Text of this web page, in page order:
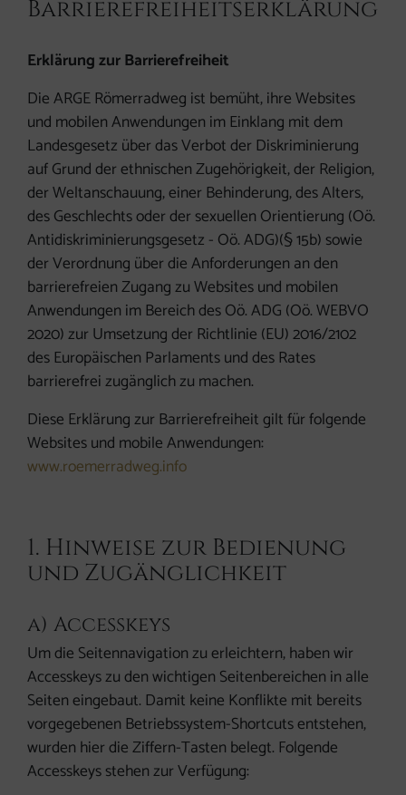
Barrierefreiheitserklärung
Erklärung zur Barrierefreiheit
Die ARGE Römerradweg ist bemüht, ihre Websites
und mobilen Anwendungen im Einklang mit dem
Landesgesetz über das Verbot der Diskriminierung
auf Grund der ethnischen Zugehörigkeit, der Religion,
der Weltanschauung, einer Behinderung, des Alters,
des Geschlechts oder der sexuellen Orientierung (Oö.
Antidiskriminierungsgesetz - Oö. ADG)(§ 15b) sowie
der Verordnung über die Anforderungen an den
barrierefreien Zugang zu Websites und mobilen
Anwendungen im Bereich des Oö. ADG (Oö. WEBVO
2020) zur Umsetzung der Richtlinie (EU) 2016/2102
des Europäischen Parlaments und des Rates
barrierefrei zugänglich zu machen.
Diese Erklärung zur Barrierefreiheit gilt für folgende
Websites und mobile Anwendungen:
www.roemerradweg.info
1. Hinweise zur Bedienung
und Zugänglichkeit
a) Accesskeys
Um die Seitennavigation zu erleichtern, haben wir
Accesskeys zu den wichtigen Seitenbereichen in alle
Seiten eingebaut. Damit keine Konflikte mit bereits
vorgegebenen Betriebssystem-Shortcuts entstehen,
wurden hier die Ziffern-Tasten belegt. Folgende
Accesskeys stehen zur Verfügung: